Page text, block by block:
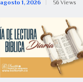
agosto 1, 2026 56 Views